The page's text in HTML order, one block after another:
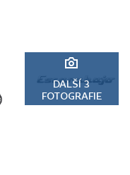
DALŠÍ 3
FOTOGRAFIE